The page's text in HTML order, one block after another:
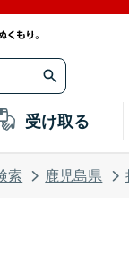
受け取る
索 鹿児島県